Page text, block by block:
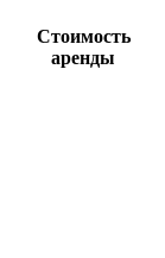
Стоимость
аренды